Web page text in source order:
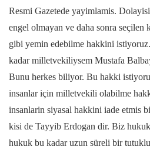
Resmi Gazetede yayimlamis.
engel olmayan ve daha sonra
gibi yemin edebilme hakkini
kadar milletvekiliysem Mustafa
Bunu herkes biliyor. Bu hakki
insanlar için milletvekili olabilme
insanlarin siyasal hakkini iade etmis
kisi de Tayyib Erdogan dir. Biz
hukuk bu kadar uzun süreli bir